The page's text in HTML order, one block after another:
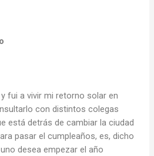
fui a vivir mi retorno solar en
con distintos colegas
está detrás de cambiar la ciudad
pasar el cumpleaños, es, dicho
desea empezar el año